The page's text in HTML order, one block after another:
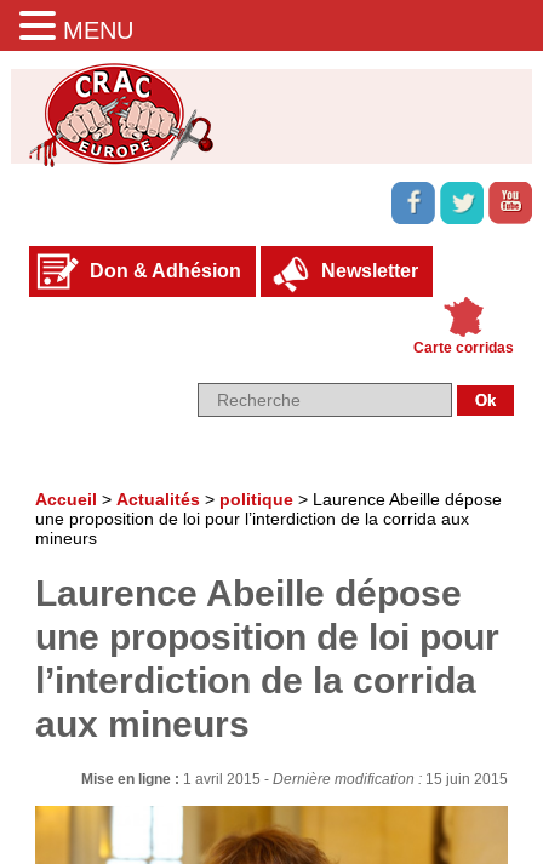
Don & Adhésion Newsletter
Carte corridas
Accueil > Actualités> politique> Laurence Abeille dépose
une proposition de loi pour l’interdiction de la corrida aux
mineurs
Laurence Abeille dépose
une proposition de loi pour
l’interdiction de la corrida
aux mineurs
Mise en ligne : 1 avril 2015 -Dernière modification : 15 juin 2015
MENU